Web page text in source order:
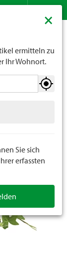
×
ermitteln zu
Ihr Wohnort.
Sie sich
erfassten
von